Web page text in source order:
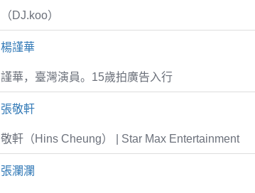
（DJ.koo）
楊謹華
謹華，臺灣演員。15歲拍廣告入行
張敬軒
敬軒（Hins Cheung） | Star Max Entertainment
張瀾瀾